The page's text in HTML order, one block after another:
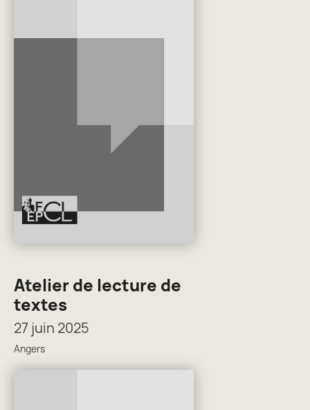
Atelier de lecture de
textes
27 juin 2025
Angers